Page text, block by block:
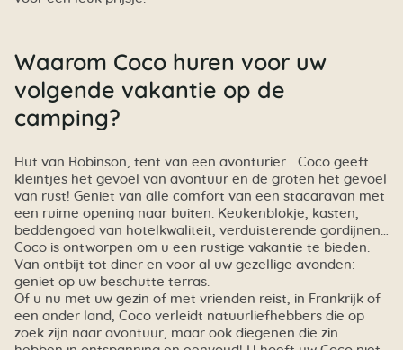
Waarom Coco huren voor uw
volgende vakantie op de
camping?
Hut van Robinson, tent van een avonturier… Coco geeft
kleintjes het gevoel van avontuur en de groten het gevoel
van rust! Geniet van alle comfort van een stacaravan met
een ruime opening naar buiten. Keukenblokje, kasten,
beddengoed van hotelkwaliteit, verduisterende gordijnen…
Coco is ontworpen om u een rustige vakantie te bieden.
Van ontbijt tot diner en voor al uw gezellige avonden:
geniet op uw beschutte terras.
Of u nu met uw gezin of met vrienden reist, in Frankrijk of
een ander land, Coco verleidt natuurliefhebbers die op
zoek zijn naar avontuur, maar ook diegenen die zin